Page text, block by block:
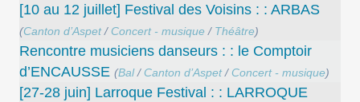
[10 au 12 juillet] Festival des Voisins : : ARBAS
(Canton d’Aspet/ Concert - musique/ Théâtre)
Rencontre musiciens danseurs : : le Comptoir
d’ENCAUSSE (Bal/ Canton d’Aspet/ Concert - musique)
[27-28 juin] Larroque Festival : : LARROQUE